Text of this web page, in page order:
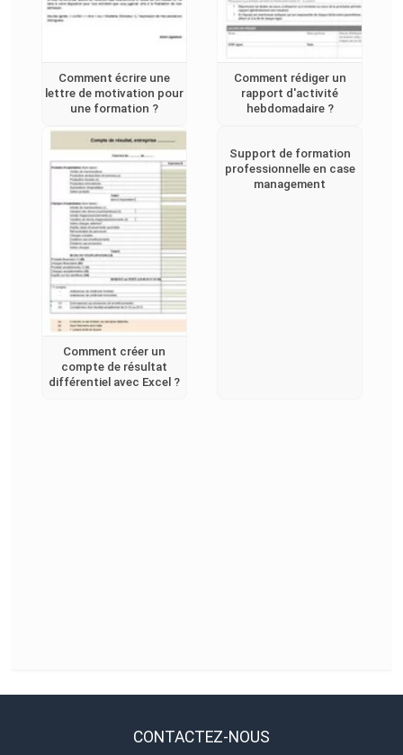
Comment écrire une
lettre de motivation pour
une formation ?
Comment rédiger un
rapport d'activité
hebdomadaire ?
Comment créer un
compte de résultat
différentiel avec Excel ?
Support de formation
professionnelle en case
management
CONTACTEZ-NOUS